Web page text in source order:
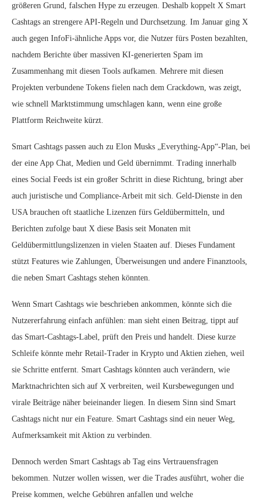
größeren Grund, falschen Hype zu erzeugen. Deshalb koppelt X Smart
Cashtags an strengere API-Regeln und Durchsetzung. Im Januar ging X
auch gegen InfoFi-ähnliche Apps vor, die Nutzer fürs Posten bezahlten,
nachdem Berichte über massiven KI-generierten Spam im
Zusammenhang mit diesen Tools aufkamen. Mehrere mit diesen
Projekten verbundene Tokens fielen nach dem Crackdown, was zeigt,
wie schnell Marktstimmung umschlagen kann, wenn eine große
Plattform Reichweite kürzt.
Smart Cashtags passen auch zu Elon Musks „Everything-App“-Plan, bei
der eine App Chat, Medien und Geld übernimmt. Trading innerhalb
eines Social Feeds ist ein großer Schritt in diese Richtung, bringt aber
auch juristische und Compliance-Arbeit mit sich. Geld-Dienste in den
USA brauchen oft staatliche Lizenzen fürs Geldübermitteln, und
Berichten zufolge baut X diese Basis seit Monaten mit
Geldübermittlungslizenzen in vielen Staaten auf. Dieses Fundament
stützt Features wie Zahlungen, Überweisungen und andere Finanztools,
die neben Smart Cashtags stehen könnten.
Wenn Smart Cashtags wie beschrieben ankommen, könnte sich die
Nutzererfahrung einfach anfühlen: man sieht einen Beitrag, tippt auf
das Smart-Cashtags-Label, prüft den Preis und handelt. Diese kurze
Schleife könnte mehr Retail-Trader in Krypto und Aktien ziehen, weil
sie Schritte entfernt. Smart Cashtags könnten auch verändern, wie
Marktnachrichten sich auf X verbreiten, weil Kursbewegungen und
virale Beiträge näher beieinander liegen. In diesem Sinn sind Smart
Cashtags nicht nur ein Feature. Smart Cashtags sind ein neuer Weg,
Aufmerksamkeit mit Aktion zu verbinden.
Dennoch werden Smart Cashtags ab Tag eins Vertrauensfragen
bekommen. Nutzer wollen wissen, wer die Trades ausführt, woher die
Preise kommen, welche Gebühren anfallen und welche